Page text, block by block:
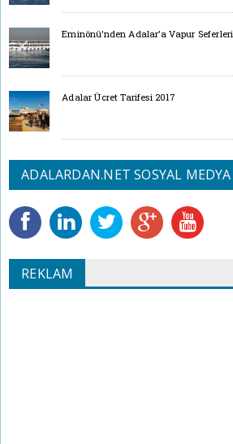
Eminönü’nden Adalar’a Vapur Seferleri
Adalar Ücret Tarifesi 2017
ADALARDAN.NET SOSYAL MEDYA
REKLAM